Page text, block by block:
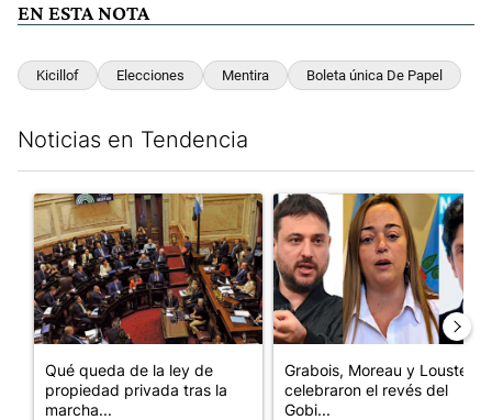
EN ESTA NOTA
Kicillof Elecciones Mentira Boleta única De Papel
Noticias en Tendencia
Un artículo de tendencia con el título "Qué queda de la ley de
Qué queda de la ley de
propiedad privada tras la
marcha...
Un artículo de tendencia con
Grabois, Moreau y Lousteau
celebraron el revés del
Gobi...